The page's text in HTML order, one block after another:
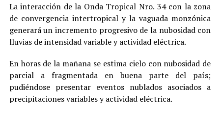
La interacción de la Onda Tropical Nro. 34 con la zona
de convergencia intertropical y la vaguada monzónica
generará un incremento progresivo de la nubosidad con
lluvias de intensidad variable y actividad eléctrica.
En horas de la mañana se estima cielo con nubosidad de
parcial a fragmentada en buena parte del país;
pudiéndose presentar eventos nublados asociados a
precipitaciones variables y actividad eléctrica.